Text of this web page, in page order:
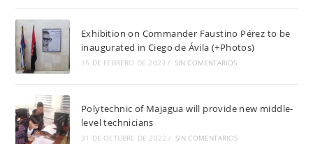
Exhibition on Commander Faustino Pérez to be
inaugurated in Ciego de Ávila (+Photos)
15 DE FEBRERO DE 2023 / SIN COMENTARIOS
Polytechnic of Majagua will provide new middle-
level technicians
31 DE OCTUBRE DE 2022 / SIN COMENTARIOS